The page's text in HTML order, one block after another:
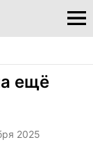
ещё
2025